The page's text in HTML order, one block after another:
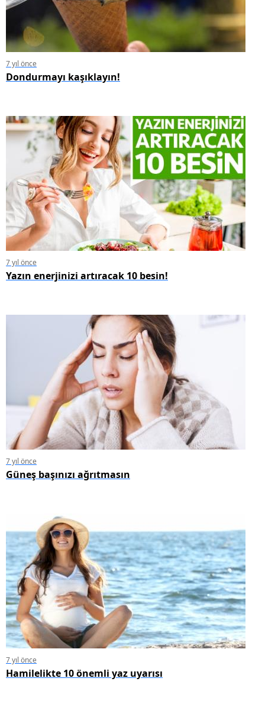
7 yıl önce
Dondurmayı kaşıklayın!
7 yıl önce
Yazın enerjinizi artıracak 10 besin!
7 yıl önce
Güneş başınızı ağrıtmasın
7 yıl önce
Hamilelikte 10 önemli yaz uyarısı